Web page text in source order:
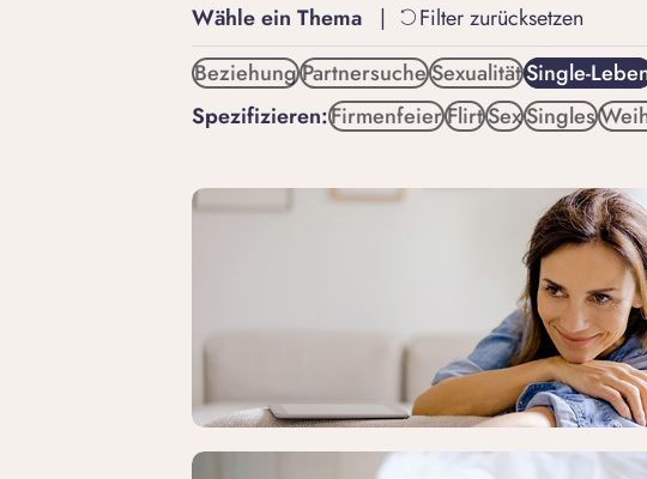
Wähle ein Thema |
Filter zurücksetzen
BeziehungPartnersucheSexualitätSingle-
Spezifizieren:FirmenfeierFlirtSexSingles